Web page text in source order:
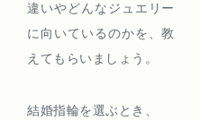
違いやどんなジュエリー
に向いているのかを、教
えてもらいましょう。
結婚指輪を選ぶとき、